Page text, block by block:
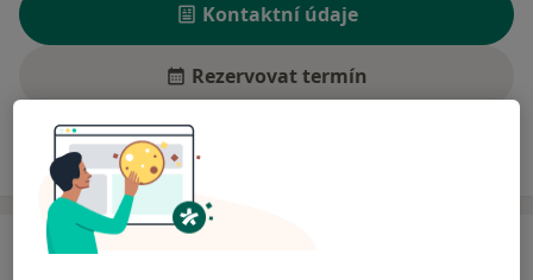
Kontaktní údaje
Rezervovat termín
Ceník Adresy
Ceník